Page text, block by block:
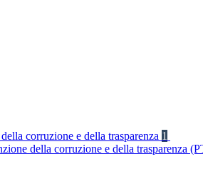
corruzione e della trasparenza 1
della corruzione e della trasparenza